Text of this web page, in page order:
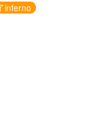
inferno